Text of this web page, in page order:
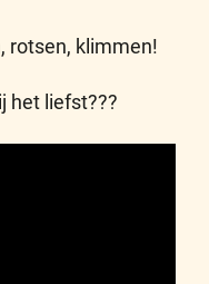
rotsen, klimmen!
het liefst???